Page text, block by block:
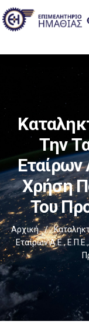
Την
Εταίρων
Χρήση
Του
Αρχική /
Εταίρων Α.Ε.,